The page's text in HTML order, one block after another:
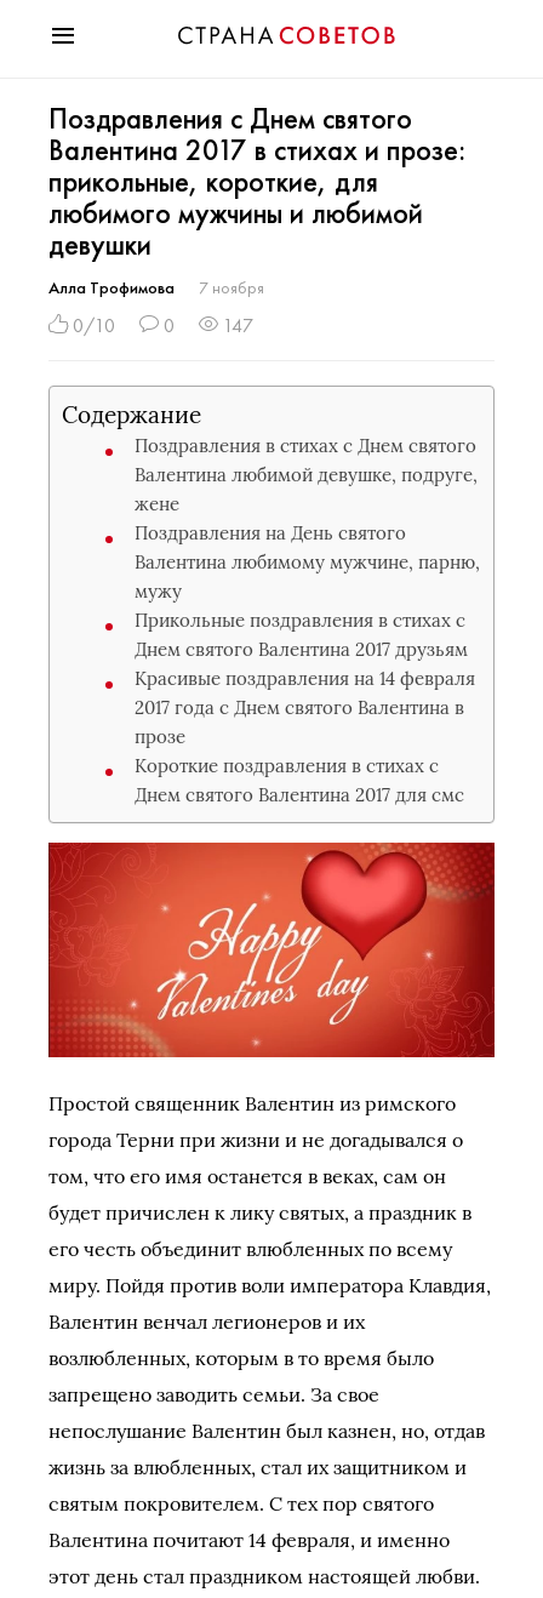
Мода
Звезды
Гороскопы
Здоровье
Психология
Хобби
Разное
Поздравления с Днем святого
Валентина 2017 в стихах и прозе:
прикольные, короткие, для
любимого мужчины и любимой
девушки
Алла Трофимова 7 ноября
0/10 0 147
Содержание
Поздравления в стихах с Днем святого
Валентина любимой девушке, подруге,
жене
Поздравления на День святого
Валентина любимому мужчине, парню,
мужу
Прикольные поздравления в стихах с
Днем святого Валентина 2017 друзьям
Красивые поздравления на 14 февраля
2017 года с Днем святого Валентина в
прозе
Короткие поздравления в стихах с
Днем святого Валентина 2017 для смс
Простой священник Валентин из римского
города Терни при жизни и не догадывался о
том, что его имя останется в веках, сам он
будет причислен к лику святых, а праздник в
его честь объединит влюбленных по всему
миру. Пойдя против воли императора Клавдия,
Валентин венчал легионеров и их
возлюбленных, которым в то время было
запрещено заводить семьи. За свое
непослушание Валентин был казнен, но, отдав
жизнь за влюбленных, стал их защитником и
святым покровителем. С тех пор святого
Валентина почитают 14 февраля, и именно
этот день стал праздником настоящей любви.